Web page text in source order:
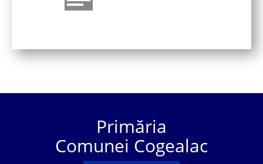
Primăria
Comunei Cogealac